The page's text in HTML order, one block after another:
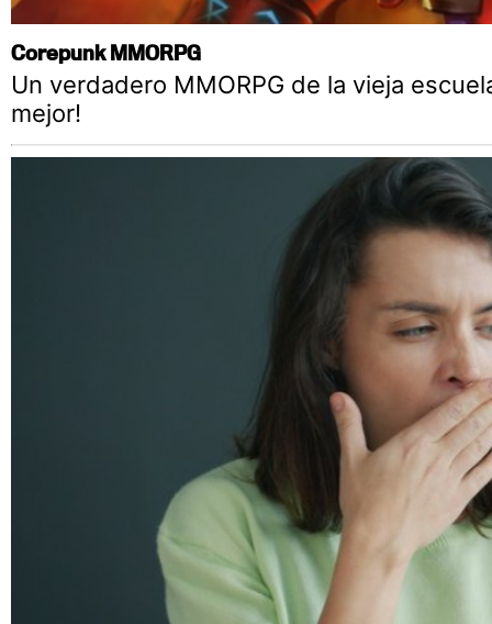
Corepunk MMORPG
Un verdadero MMORPG de la vieja
mejor!